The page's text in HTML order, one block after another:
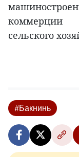
коммерции
сельского
#Бакнинь